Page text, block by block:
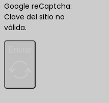
Google reCaptcha:
Clave del sitio no
válida.